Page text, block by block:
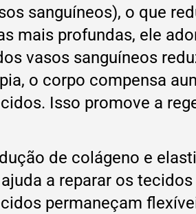
sanguíneos), o que
mais profundas, ele
vasos sanguíneos
o corpo compensa
Isso promove a
de colágeno e
a reparar os
permaneçam